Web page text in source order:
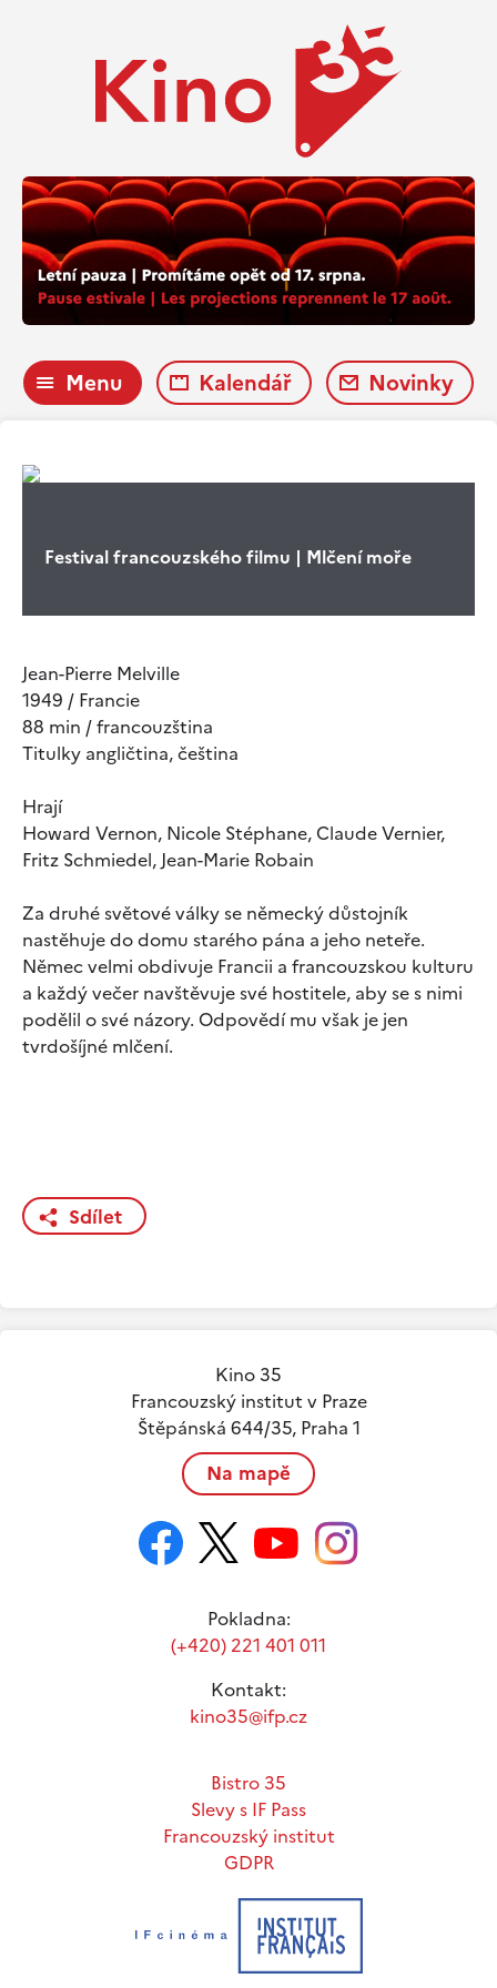
Menu Kalendář Novinky
Festival francouzského filmu | Mlčení moře
Jean-Pierre Melville
1949 / Francie
88 min / francouzština
Titulky angličtina, čeština
Hrají
Howard Vernon, Nicole Stéphane, Claude Vernier,
Fritz Schmiedel, Jean-Marie Robain
Za druhé světové války se německý důstojník
nastěhuje do domu starého pána a jeho neteře.
Němec velmi obdivuje Francii a francouzskou kulturu
a každý večer navštěvuje své hostitele, aby se s nimi
podělil o své názory. Odpovědí mu však je jen
tvrdošíjné mlčení.
Sdílet
Kino 35
Francouzský institut v Praze
Štěpánská 644/35, Praha 1
Na mapě
Pokladna:
(+420) 221 401 011
Kontakt:
kino35@ifp.cz
Bistro 35
Slevy s IF Pass
Francouzský institut
GDPR